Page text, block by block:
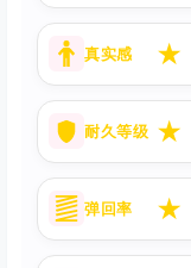
真实感 ★
耐久等级 ★
弹回率 ★